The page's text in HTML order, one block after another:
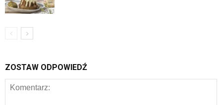
ZOSTAW ODPOWIEDŹ